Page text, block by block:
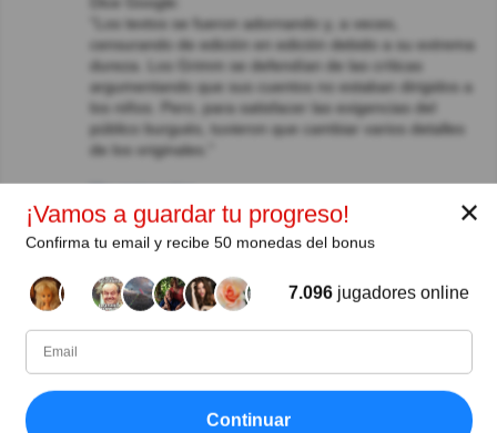
"Los textos se fueron adornando y, a veces,
censurando de edición en edición debido a su extrema
dureza. Los Grimm se defendían de las críticas
argumentando que sus cuentos no estaban dirigidos a
los niños. Pero, para satisfacer las exigencias del
público burgués, tuvieron que cambiar varios detalles
de los originales."
Ver respuestas
María Isabel Rodríguez Hace 8año(s)
Es verdad lo que dice Quintero. Inicialmente fueron
escritos para adultos, pero fueron geniales para
entretener a los niños más tarde. Son únicos,
universales.
✕
¡Vamos a guardar tu progreso!
Confirma tu email y recibe 50 monedas del bonus
7.096 jugadores online
Continuar